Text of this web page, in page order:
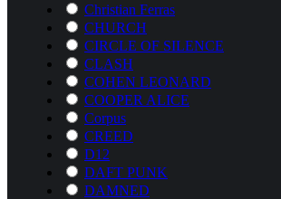
Christian Ferras
CHURCH
CIRCLE OF SILENCE
CLASH
COHEN LEONARD
COOPER ALICE
Corpus
CREED
D12
DAFT PUNK
DAMNED